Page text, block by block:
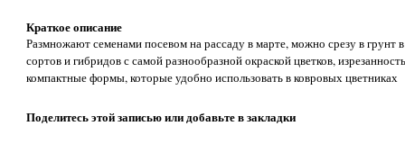
Краткое описание
Размножают семенами посевом на рассаду в марте, можно срезу в грунт
сортов и гибридов с самой разнообразной окраской цветков,
компактные формы, которые удобно использовать в ковровых цветниках
Поделитесь этой записью или добавьте в закладки